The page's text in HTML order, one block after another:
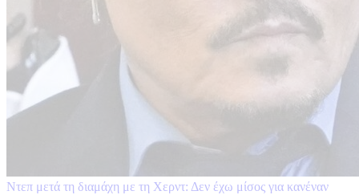
Ντεπ μετά τη διαμάχη με τη Χερντ: Δεν έχω μίσος για κανέναν